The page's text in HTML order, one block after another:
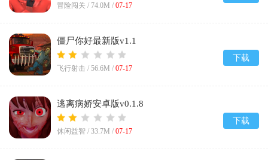
冒险闯关 / 74.0M / 07-17
僵尸你好最新版v1.1
飞行射击 / 56.6M / 07-17
下载
逃离病娇安卓版v0.1.8
休闲益智 / 33.7M / 07-17
下载